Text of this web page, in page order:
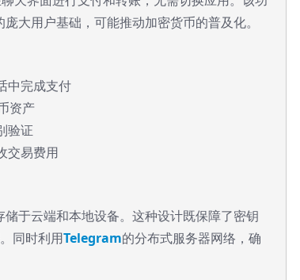
大用户基础，可能推动加密货币的普及化。
中完成支付
资产
验证
交易费用
于云端和本地设备。这种设计既保障了密钥
同时利用Telegram的分布式服务器网络，确